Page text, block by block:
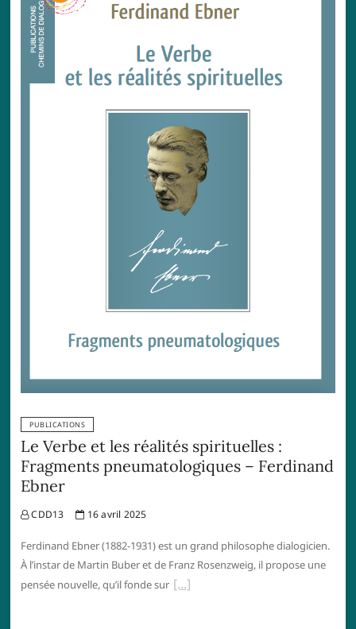
PUBLICATIONS
Le Verbe et les réalités spirituelles :
Fragments pneumatologiques – Ferdinand
Ebner
CDD13 16 avril 2025
Ferdinand Ebner (1882-1931) est un grand philosophe dialogicien.
À l’instar de Martin Buber et de Franz Rosenzweig, il propose une
pensée nouvelle, qu’il fonde sur